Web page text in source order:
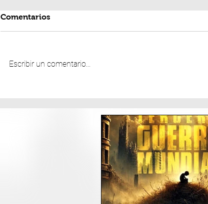
Comentarios
Escribir un comentario...